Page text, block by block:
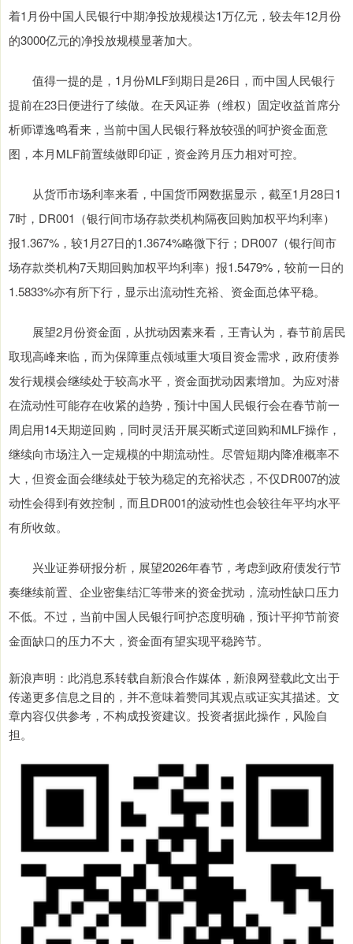
着1月份中国人民银行中期净投放规模达1万亿元，较去年12月份
的3000亿元的净投放规模显著加大。
值得一提的是，1月份MLF到期日是26日，而中国人民银行
提前在23日便进行了续做。在天风证券（维权）固定收益首席分
析师谭逸鸣看来，当前中国人民银行释放较强的呵护资金面意
图，本月MLF前置续做即印证，资金跨月压力相对可控。
从货币市场利率来看，中国货币网数据显示，截至1月28日1
7时，DR001（银行间市场存款类机构隔夜回购加权平均利率）
报1.367%，较1月27日的1.3674%略微下行；DR007（银行间市
场存款类机构7天期回购加权平均利率）报1.5479%，较前一日的
1.5833%亦有所下行，显示出流动性充裕、资金面总体平稳。
展望2月份资金面，从扰动因素来看，王青认为，春节前居民
取现高峰来临，而为保障重点领域重大项目资金需求，政府债券
发行规模会继续处于较高水平，资金面扰动因素增加。为应对潜
在流动性可能存在收紧的趋势，预计中国人民银行会在春节前一
周启用14天期逆回购，同时灵活开展买断式逆回购和MLF操作，
继续向市场注入一定规模的中期流动性。尽管短期内降准概率不
大，但资金面会继续处于较为稳定的充裕状态，不仅DR007的波
动性会得到有效控制，而且DR001的波动性也会较往年平均水平
有所收敛。
兴业证券研报分析，展望2026年春节，考虑到政府债发行节
奏继续前置、企业密集结汇等带来的资金扰动，流动性缺口压力
不低。不过，当前中国人民银行呵护态度明确，预计平抑节前资
金面缺口的压力不大，资金面有望实现平稳跨节。
新浪声明：此消息系转载自新浪合作媒体，新浪网登载此文出于
传递更多信息之目的，并不意味着赞同其观点或证实其描述。文
章内容仅供参考，不构成投资建议。投资者据此操作，风险自
担。